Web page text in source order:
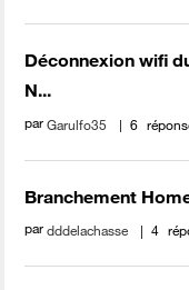
Déconnexion wifi
N...
parGarulfo35 6
Branchement
pardddelachasse 4